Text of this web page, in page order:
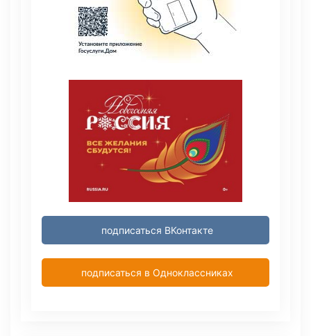
подписаться ВКонтакте
подписаться в Одноклассниках